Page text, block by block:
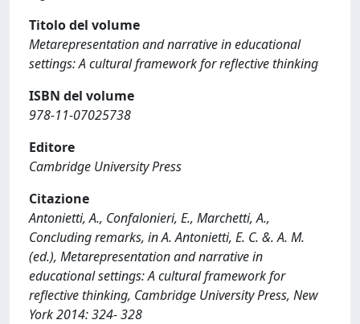
Titolo del volume
Metarepresentation and narrative in educational
settings: A cultural framework for reflective thinking
ISBN del volume
978-11-07025738
Editore
Cambridge University Press
Citazione
Antonietti, A., Confalonieri, E., Marchetti, A.,
Concluding remarks, in A. Antonietti, E. C. &. A. M.
(ed.), Metarepresentation and narrative in
educational settings: A cultural framework for
reflective thinking, Cambridge University Press, New
York 2014: 324- 328